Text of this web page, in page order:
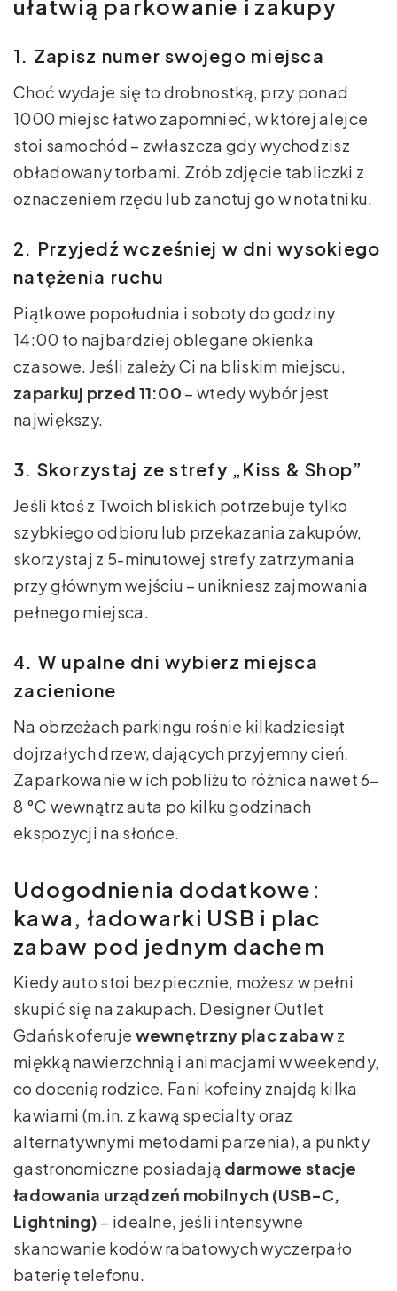
ułatwią parkowanie i zakupy
1. Zapisz numer swojego miejsca
Choć wydaje się to drobnostką, przy ponad
1000 miejsc łatwo zapomnieć, w której alejce
stoi samochód – zwłaszcza gdy wychodzisz
obładowany torbami. Zrób zdjęcie tabliczki z
oznaczeniem rzędu lub zanotuj go w notatniku.
2. Przyjedź wcześniej w dni wysokiego
natężenia ruchu
Piątkowe popołudnia i soboty do godziny
14:00 to najbardziej oblegane okienka
czasowe. Jeśli zależy Ci na bliskim miejscu,
zaparkuj przed 11:00 – wtedy wybór jest
największy.
3. Skorzystaj ze strefy „Kiss & Shop”
Jeśli ktoś z Twoich bliskich potrzebuje tylko
szybkiego odbioru lub przekazania zakupów,
skorzystaj z 5-minutowej strefy zatrzymania
przy głównym wejściu – unikniesz zajmowania
pełnego miejsca.
4. W upalne dni wybierz miejsca
zacienione
Na obrzeżach parkingu rośnie kilkadziesiąt
dojrzałych drzew, dających przyjemny cień.
Zaparkowanie w ich pobliżu to różnica nawet 6–
8 °C wewnątrz auta po kilku godzinach
ekspozycji na słońce.
Udogodnienia dodatkowe:
kawa, ładowarki USB i plac
zabaw pod jednym dachem
Kiedy auto stoi bezpiecznie, możesz w pełni
skupić się na zakupach. Designer Outlet
Gdańsk oferuje wewnętrzny plac zabawz
miękką nawierzchnią i animacjami w weekendy,
co docenią rodzice. Fani kofeiny znajdą kilka
kawiarni (m.in. z kawą specialty oraz
alternatywnymi metodami parzenia), a punkty
gastronomiczne posiadają darmowe stacje
ładowania urządzeń mobilnych (USB-C,
Lightning) – idealne, jeśli intensywne
skanowanie kodów rabatowych wyczerpało
baterię telefonu.